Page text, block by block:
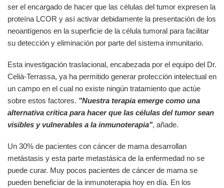
ser el encargado de hacer que las células del tumor expresen la
proteína LCOR y así activar debidamente la presentación de los
neoantígenos en la superficie de la célula tumoral para facilitar
su detección y eliminación por parte del sistema inmunitario.
Esta investigación traslacional, encabezada por el equipo del Dr.
Celià-Terrassa, ya ha permitido generar protección intelectual en
un campo en el cual no existe ningún tratamiento que actúe
sobre estos factores. "Nuestra terapia emerge como una
alternativa crítica para hacer que las células del tumor sean
visibles y vulnerables a la inmunoterapia", añade.
Un 30% de pacientes con cáncer de mama desarrollan
metástasis y esta parte metastásica de la enfermedad no se
puede curar. Muy pocos pacientes de cáncer de mama se
pueden beneficiar de la inmunoterapia hoy en día. En los